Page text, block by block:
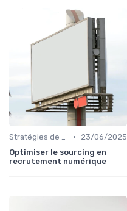
Stratégies de Recrutement Digital •
23/06/2025
Optimiser le sourcing en
recrutement numérique